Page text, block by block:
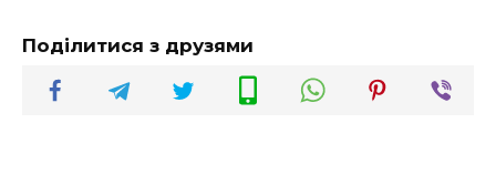
Поділитися з друзями